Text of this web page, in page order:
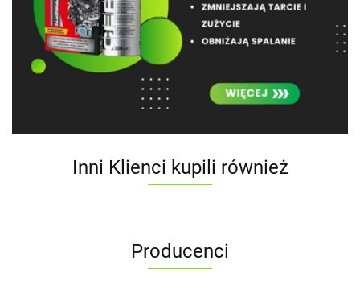
Inni Klienci kupili również
Producenci